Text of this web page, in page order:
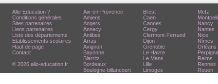
Allo-Education ?
Conditions générales
Sites partenaires
Liens partenaires
Liste des départements
Etablissements scolaires
Haut de page
Contact
© 2026 allo-education.fr
Aix-en-Provence
Amiens
Angers
Annecy
Antibes
Arras
Avignon
Bayonne
Biarritz
Bordeaux
Boulogne-billancourt
Brest
Caen
Cannes
Cergy
Clermont-Ferrand
Dijon
Grenoble
Le Havre
Le Mans
Lille
Limoges
Metz
Nancy
Nantes
Nice
Nîmes
Orléans
Reims
Rennes
Rouen